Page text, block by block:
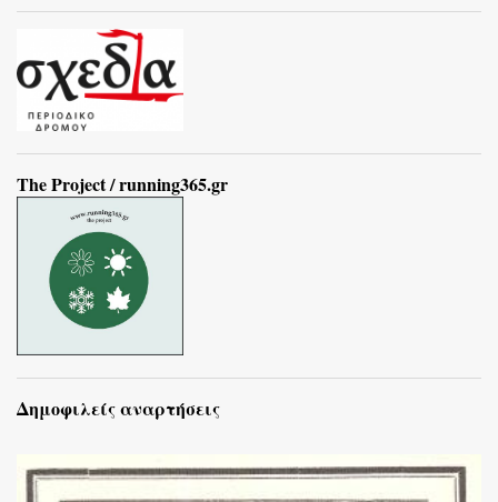
The Project / running365.gr
Δημοφιλείς αναρτήσεις